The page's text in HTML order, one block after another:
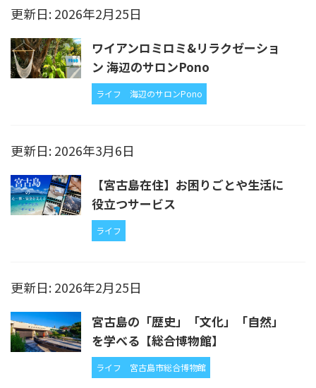
更新日: 2026年2月25日
ワイアンロミロミ&リラクゼーショ
ン 海辺のサロンPono
ライフ 海辺のサロンPono
更新日: 2026年3月6日
【宮古島在住】お困りごとや生活に
役立つサービス
ライフ
更新日: 2026年2月25日
宮古島の「歴史」「文化」「自然」
を学べる【総合博物館】
ライフ 宮古島市総合博物館